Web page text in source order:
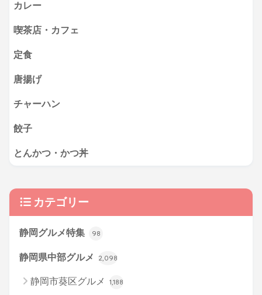
カレー
喫茶店・カフェ
定食
唐揚げ
チャーハン
餃子
とんかつ・かつ丼
カテゴリー
静岡グルメ特集 98
静岡県中部グルメ 2,098
静岡市葵区グルメ 1,188